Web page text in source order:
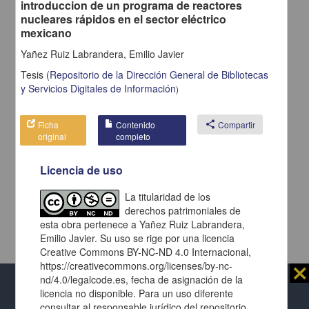
Al usar este repositorio estás aceptando sus
⨯
introduccion de un programa de reactores
nucleares rápidos en el sector eléctrico
mexicano
Yañez Ruiz Labrandera, Emilio Javier
Tesis (Repositorio de la Dirección General de Bibliotecas
y Servicios Digitales de Información)
Ficha
original
Contenido
completo
share Compartir
Licencia de uso
La titularidad de los
derechos patrimoniales de
esta obra pertenece a Yañez Ruiz Labrandera,
Emilio Javier. Su uso se rige por una licencia
Creative Commons BY-NC-ND 4.0 Internacional,
https://creativecommons.org/licenses/by-nc-
nd/4.0/legalcode.es, fecha de asignación de la
licencia no disponible. Para un uso diferente